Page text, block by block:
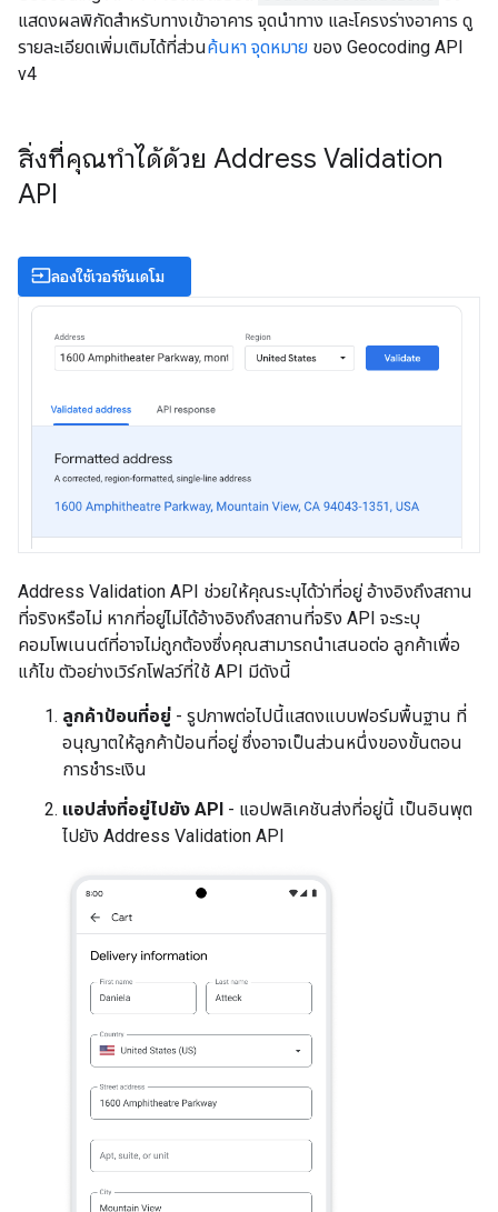
แสดงผลพิกัดสำหรับทางเข้าอาคาร จุดนำทาง และโครงร่างอาคาร ดู
รายละเอียดเพิ่มเติมได้ที่ส่วนค้นหา จุดหมาย ของ Geocoding API
v4
สิ่งที่คุณทำได้ด้วย Address Validation
API
inputลองใช้เวอร์ชันเดโม
Address Validation API ช่วยให้คุณระบุได้ว่าที่อยู่ อ้างอิงถึงสถาน
ที่จริงหรือไม่ หากที่อยู่ไม่ได้อ้างอิงถึงสถานที่จริง API จะระบุ
คอมโพเนนต์ที่อาจไม่ถูกต้องซึ่งคุณสามารถนำเสนอต่อ ลูกค้าเพื่อ
แก้ไข ตัวอย่างเวิร์กโฟลว์ที่ใช้ API มีดังนี้
ลูกค้าป้อนที่อยู่ - รูปภาพต่อไปนี้แสดงแบบฟอร์มพื้นฐาน ที่
อนุญาตให้ลูกค้าป้อนที่อยู่ ซึ่งอาจเป็นส่วนหนึ่งของขั้นตอน
การชำระเงิน
แอปส่งที่อยู่ไปยัง API - แอปพลิเคชันส่งที่อยู่นี้ เป็นอินพุต
ไปยัง Address Validation API